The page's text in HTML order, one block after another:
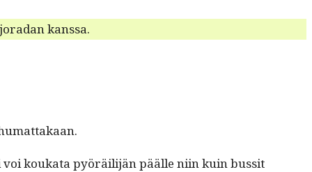
kanssa.
voi kouka­ta pyöräil­i­jän päälle niin kuin bus­sit